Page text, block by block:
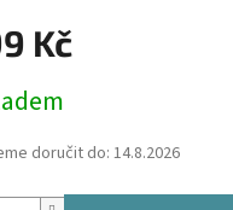
Kč
doručit do:14.8.2026